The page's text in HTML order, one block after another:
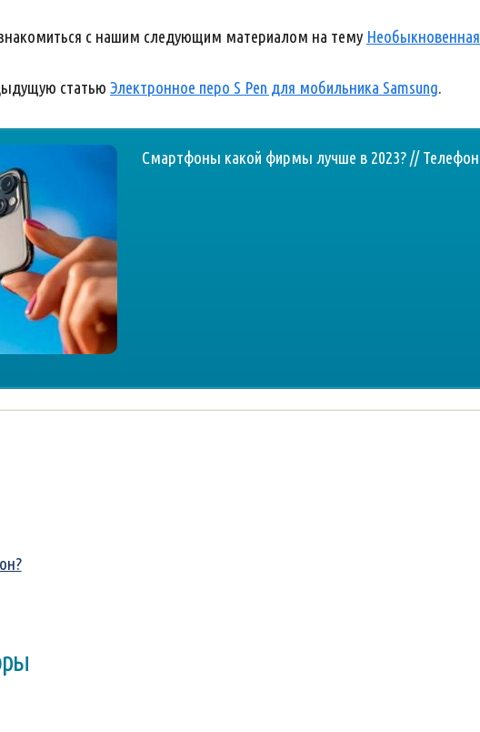
с нашим следующим материалом на тему
статью Электронное перо S Pen для мобильника Samsung.
Смартфоны какой фирмы лучше в 2023? //